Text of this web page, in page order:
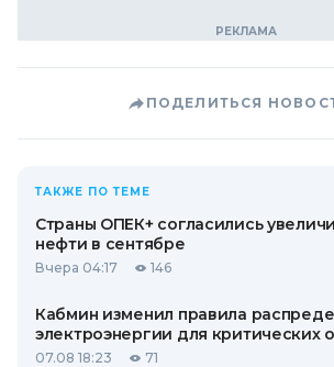
ПОДЕЛИТЬСЯ
ТАКЖЕ ПО ТЕМЕ
Страны ОПЕК+ согласились
нефти в сентябре
Вчера 04:17 146
Кабмин изменил правила
электроэнергии для критических
07.08 18:23 71